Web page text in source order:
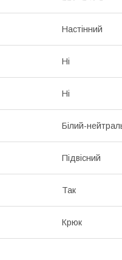
Настінний
Ні
Ні
Білий-
Підвісний
Так
Крюк